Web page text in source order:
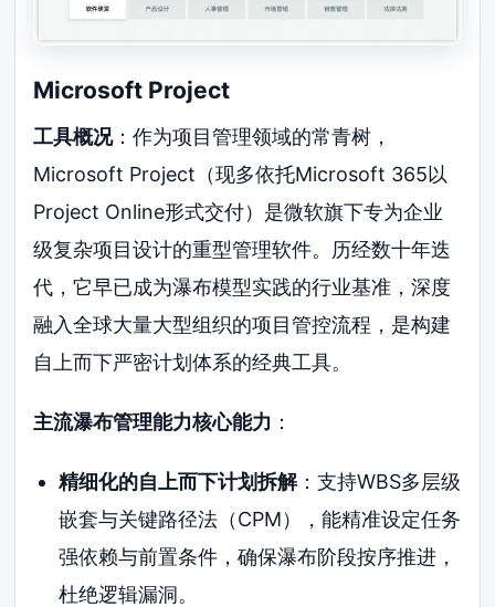
Microsoft Project
工具概况：作为项目管理领域的常青树，
Microsoft Project（现多依托Microsoft 365以
Project Online形式交付）是微软旗下专为企业
级复杂项目设计的重型管理软件。历经数十年迭
代，它早已成为瀑布模型实践的行业基准，深度
融入全球大量大型组织的项目管控流程，是构建
自上而下严密计划体系的经典工具。
主流瀑布管理能力核心能力 ：
精细化的自上而下计划拆解：支持WBS多层级
嵌套与关键路径法（CPM），能精准设定任务
强依赖与前置条件，确保瀑布阶段按序推进，
杜绝逻辑漏洞。